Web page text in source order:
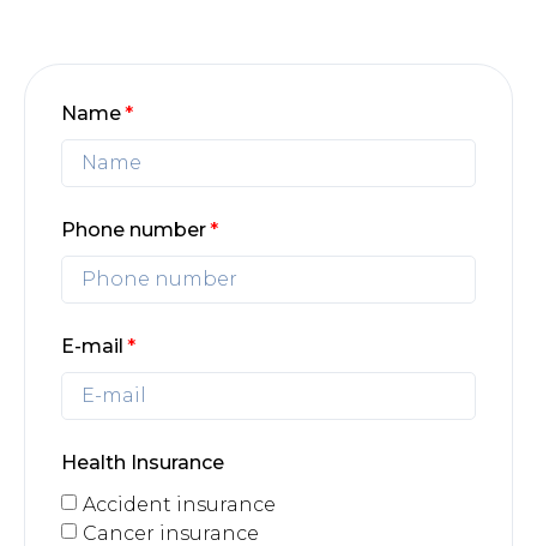
Name
Phone number
E-mail
Health Insurance
Accident insurance
Cancer insurance